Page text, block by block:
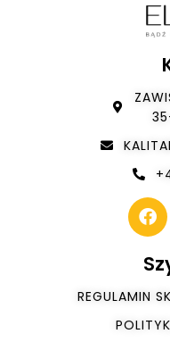
REGULAMIN